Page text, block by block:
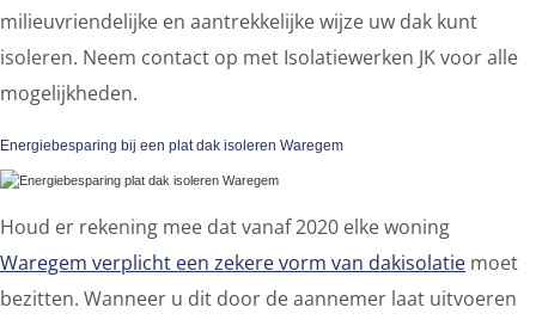
milieuvriendelijke en aantrekkelijke wijze uw dak kunt
isoleren. Neem contact op met Isolatiewerken JK voor alle
mogelijkheden.
Energiebesparing bij een plat dak isoleren Waregem
Houd er rekening mee dat vanaf 2020 elke woning
Waregem verplicht een zekere vorm van dakisolatie moet
bezitten. Wanneer u dit door de aannemer laat uitvoeren